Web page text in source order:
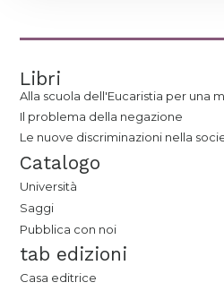
Libri
Alla scuola dell'Eucaristia per una
Il problema della negazione
Le nuove discriminazioni nella
Catalogo
Università
Saggi
Pubblica con noi
tab edizioni
Casa editrice